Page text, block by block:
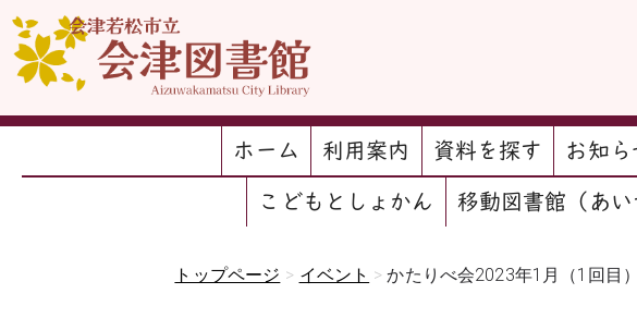
ホーム 利用案内 資料を探す お知ら
こどもとしょかん 移動図書館（あい
トップページ > イベント > かたりべ会2023年1月（1回目）